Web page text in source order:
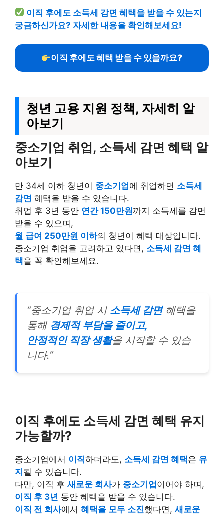
이직 후에도 소득세 감면 혜택을 받을 수 있는지
궁금하신가요? 자세한 내용을 확인해보세요!
이직 후에도 혜택 받을 수 있을까요?
청년 고용 지원 정책, 자세히 알
아보기
중소기업 취업, 소득세 감면 혜택 알
아보기
만 34세 이하 청년이 중소기업 에 취업하면 소득세
감면 혜택을 받을 수 있습니다.
취업 후 3년 동안 연간 150만원까지 소득세를 감면
받을 수 있으며,
월 급여 250만원 이하의 청년이 혜택 대상입니다.
중소기업 취업을 고려하고 있다면, 소득세 감면 혜
택을 꼭 확인해보세요.
“중소기업 취업 시 소득세 감면혜택을
통해 경제적 부담을 줄이고,
안정적인 직장 생활을 시작할 수 있습
니다.”
이직 후에도 소득세 감면 혜택 유지
가능할까?
중소기업에서 이직하더라도, 소득세 감면 혜택은 유
지될 수 있습니다.
다만, 이직 후 새로운 회사가 중소기업이어야 하며,
이직 후 3년 동안 혜택을 받을 수 있습니다.
이직 전 회사에서 혜택을 모두 소진했다면, 새로운